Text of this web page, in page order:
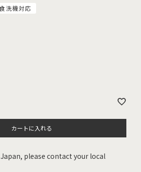
洗機対応
カートに入れる
please contact your local